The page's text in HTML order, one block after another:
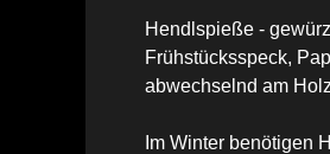
Hendlspieße -
Frühstücksspeck,
abwechselnd am
Im Winter benötigen